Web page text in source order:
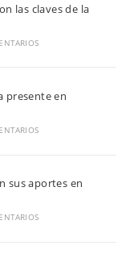
las claves de la
presente en
sus aportes en